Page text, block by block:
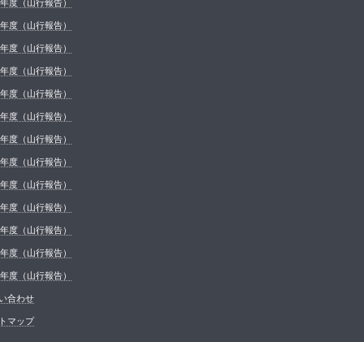
度（山行報告）
度（山行報告）
度（山行報告）
度（山行報告）
度（山行報告）
度（山行報告）
度（山行報告）
度（山行報告）
度（山行報告）
度（山行報告）
度（山行報告）
度（山行報告）
度（山行報告）
合わせ
マップ